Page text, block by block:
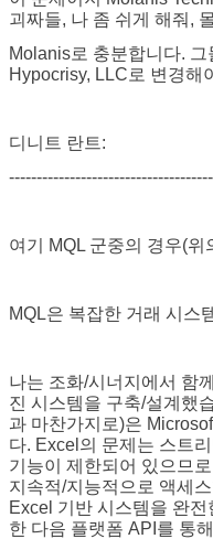
괴짜들, 나 좀 쉬게 해줘,
Molanis로 충분합니다.
Hypocrisy, LLC로 변경해
디니트 란트:
여기 MQL 군중의 경우(
MQL은 복잡한 거래 시스
나는 조화/시너지에서 함
진 시스템을 구축/설계했
과 마찬가지로)은
다. Excel의 문제는 스트
기능이 제한되어 있으므
지속적/지능적으로 액세
Excel 기반 시스템을 완
한 다음 플랫폼 API를 통